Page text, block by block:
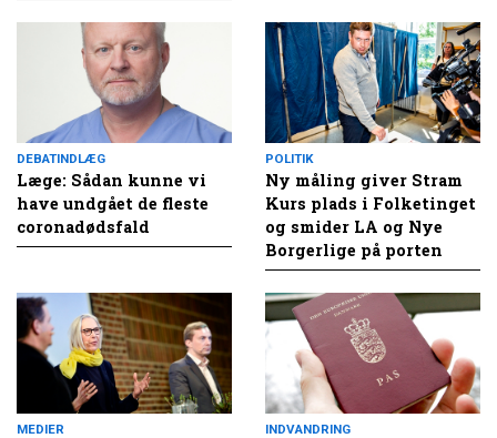
DEBATINDLÆG
Læge: Sådan kunne vi
have undgået de fleste
coronadødsfald
POLITIK
Ny måling giver Stram
Kurs plads i Folketinget
og smider LA og Nye
Borgerlige på porten
MEDIER INDVANDRING